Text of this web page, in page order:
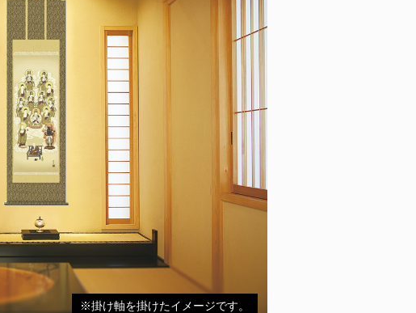
※掛け軸を掛けたイメージです。